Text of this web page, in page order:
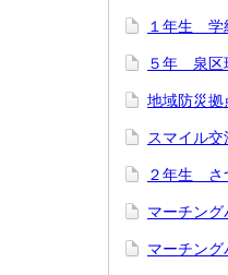
１年生 学
５年 泉区
地域防災拠
スマイル交
２年生 さ
マーチン
マーチン